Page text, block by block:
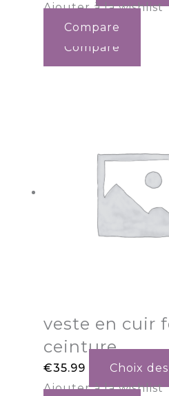
Ajouter à la wishlist
Compare
Compare
veste en cuir
ceinture
€35.99
Choix
Ajouter à la wishlist